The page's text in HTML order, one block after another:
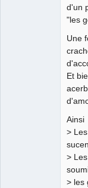
d'un
"les
Une
Et
Ainsi
>
>
> les